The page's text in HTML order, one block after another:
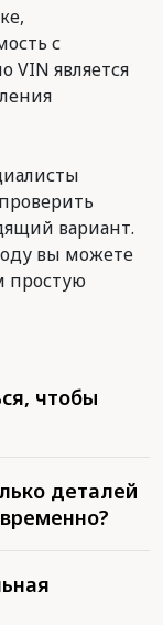
с
VIN является
вариант.
вы можете
простую
чтобы
деталей